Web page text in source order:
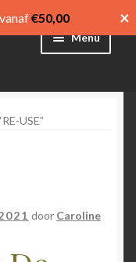
Menu
USE”
door Caroline
€50,00 ×